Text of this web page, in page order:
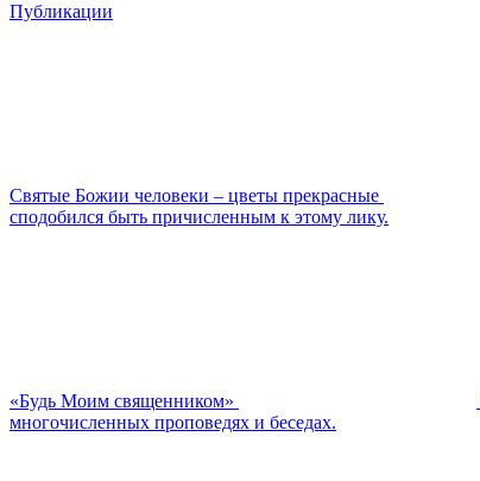
Публикации
Святые Божии человеки – цветы прекрасные
сподобился быть причисленным к этому лику.
«Будь Моим священником»
многочисленных проповедях и беседах.